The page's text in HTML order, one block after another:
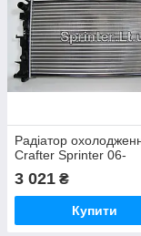
Радіатор
Crafter Sprinter 06-
3 021 ₴
Купити